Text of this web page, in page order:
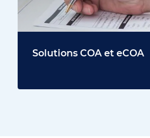
Solutions COA et eCOA